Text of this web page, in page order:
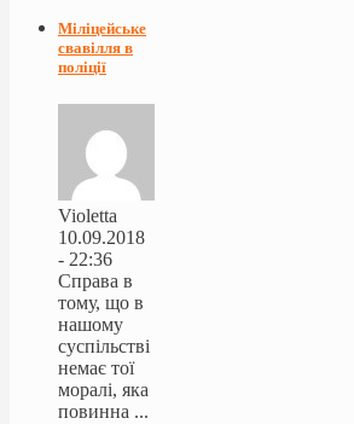
Міліцейське
свавілля в
поліції
Violetta
10.09.2018
- 22:36
Справа в
тому, що в
нашому
суспільстві
немає тої
моралі, яка
повинна ...